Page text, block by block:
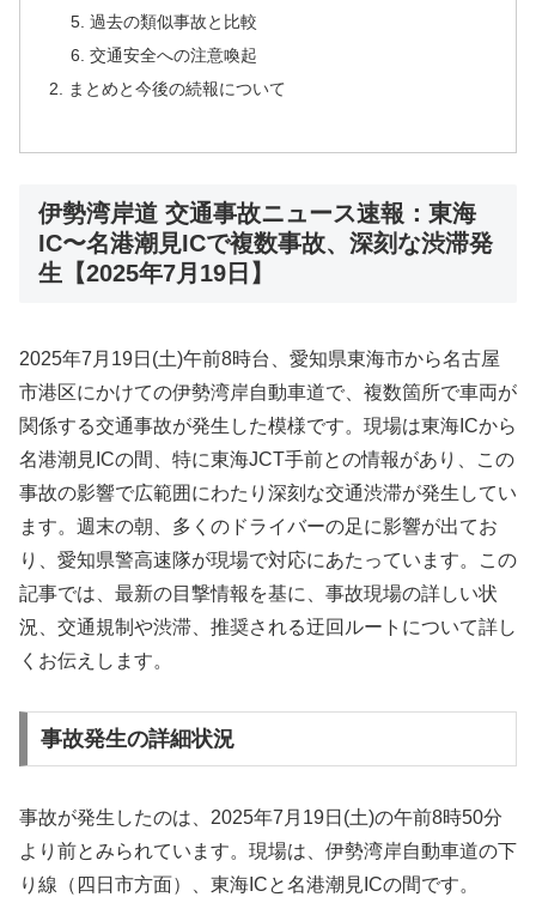
過去の類似事故と比較
交通安全への注意喚起
まとめと今後の続報について
伊勢湾岸道 交通事故ニュース速報：東海
IC〜名港潮見ICで複数事故、深刻な渋滞発
生【2025年7月19日】
2025年7月19日(土)午前8時台、愛知県東海市から名古屋
市港区にかけての伊勢湾岸自動車道で、複数箇所で車両が
関係する交通事故が発生した模様です。現場は東海ICから
名港潮見ICの間、特に東海JCT手前との情報があり、この
事故の影響で広範囲にわたり深刻な交通渋滞が発生してい
ます。週末の朝、多くのドライバーの足に影響が出てお
り、愛知県警高速隊が現場で対応にあたっています。この
記事では、最新の目撃情報を基に、事故現場の詳しい状
況、交通規制や渋滞、推奨される迂回ルートについて詳し
くお伝えします。
事故発生の詳細状況
事故が発生したのは、2025年7月19日(土)の午前8時50分
より前とみられています。現場は、伊勢湾岸自動車道の下
り線（四日市方面）、東海ICと名港潮見ICの間です。